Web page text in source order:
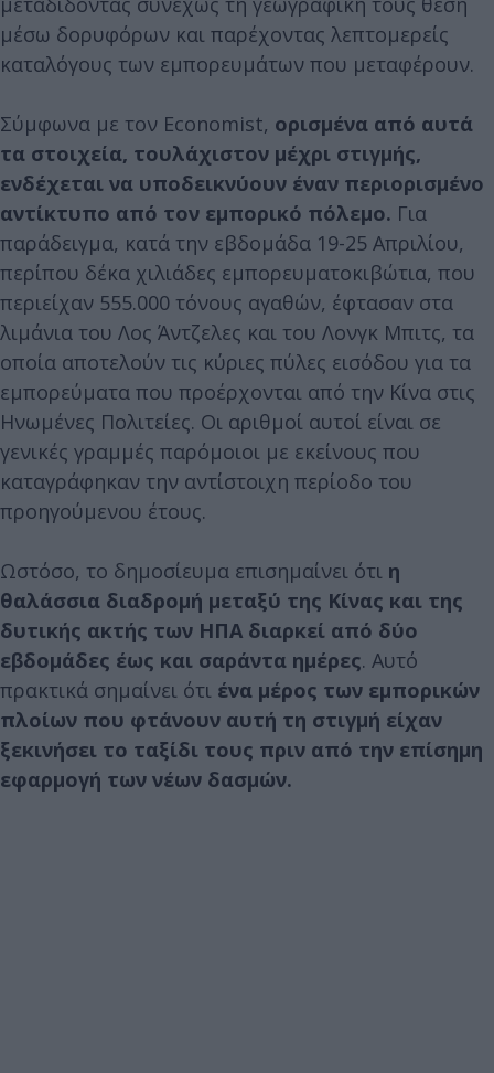
μέσω δορυφόρων και παρέχοντας λεπτομερείς
καταλόγους των εμπορευμάτων που μεταφέρουν.
Σύμφωνα με τον Economist, ορισμένα από αυτά
τα στοιχεία, τουλάχιστον μέχρι στιγμής,
ενδέχεται να υποδεικνύουν έναν περιορισμένο
αντίκτυπο από τον εμπορικό πόλεμο. Για
παράδειγμα, κατά την εβδομάδα 19-25 Απριλίου,
περίπου δέκα χιλιάδες εμπορευματοκιβώτια, που
περιείχαν 555.000 τόνους αγαθών, έφτασαν στα
λιμάνια του Λος Άντζελες και του Λονγκ Μπιτς, τα
οποία αποτελούν τις κύριες πύλες εισόδου για τα
εμπορεύματα που προέρχονται από την Κίνα στις
Ηνωμένες Πολιτείες. Οι αριθμοί αυτοί είναι σε
γενικές γραμμές παρόμοιοι με εκείνους που
καταγράφηκαν την αντίστοιχη περίοδο του
προηγούμενου έτους.
Ωστόσο, το δημοσίευμα επισημαίνει ότι η
θαλάσσια διαδρομή μεταξύ της Κίνας και της
δυτικής ακτής των ΗΠΑ διαρκεί από δύο
εβδομάδες έως και σαράντα ημέρες. Αυτό
πρακτικά σημαίνει ότι ένα μέρος των εμπορικών
πλοίων που φτάνουν αυτή τη στιγμή είχαν
ξεκινήσει το ταξίδι τους πριν από την επίσημη
εφαρμογή των νέων δασμών.